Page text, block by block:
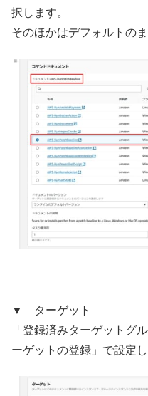
択します。
そのほかはデフォルトのま
▼ ターゲット
「登録済みターゲットグ
ーゲットの登録」で設定